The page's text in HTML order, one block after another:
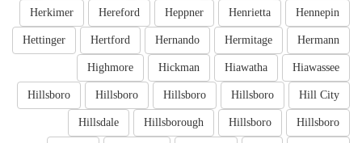
Hennepin
Henrietta
Heppner
Hereford
Herkimer
Hermann
Hermitage
Hernando
Hertford
Hettinger
Hiawassee
Hiawatha
Hickman
Highmore
Hill City
Hillsboro
Hillsboro
Hillsboro
Hillsboro
Hillsboro
Hillsboro
Hillsborough
Hillsdale